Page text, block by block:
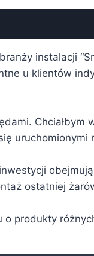
instalacji
u klientów
ostatniej
produkty